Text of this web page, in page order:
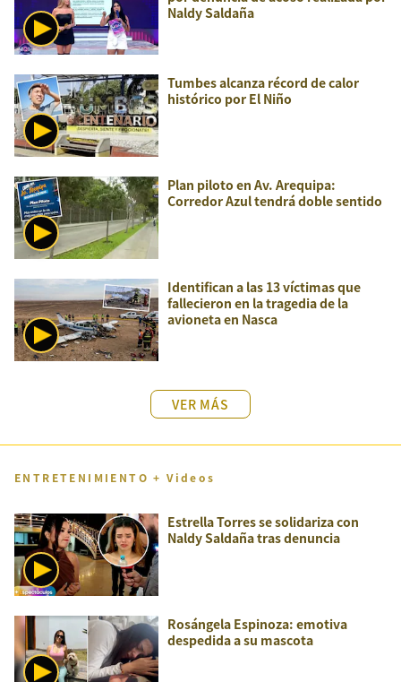
Naldy Saldaña
Tumbes alcanza récord de calor
histórico por El Niño
Plan piloto en Av. Arequipa:
Corredor Azul tendrá doble sentido
Identifican a las 13 víctimas que
fallecieron en la tragedia de la
avioneta en Nasca
VER MÁS
ENTRETENIMIENTO + Videos
Estrella Torres se solidariza con
Naldy Saldaña tras denuncia
Rosángela Espinoza: emotiva
despedida a su mascota